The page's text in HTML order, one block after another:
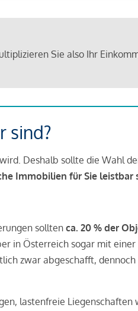
Sie also Ihr
sind?
Deshalb sollte die Wahl
Immobilien für Sie leistbar
sollten ca. 20 % der
in Österreich sogar mit
zwar abgeschafft, dennoch
lastenfreie Liegenschaften